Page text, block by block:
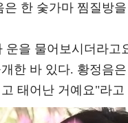
한 숯가마 찜질방
을 물어보시더라
한 바 있다. 황정음
태어난 거예요"라